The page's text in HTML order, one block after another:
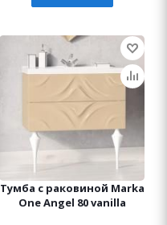
Тумба с раковиной Marka
One Angel 80 vanilla